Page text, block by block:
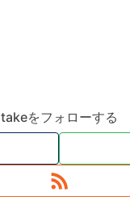
takeをフォローする